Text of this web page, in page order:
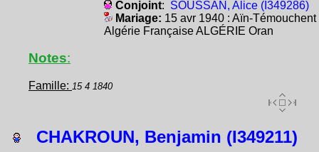
Conjoint: SOUSSAN, Alice (I349286)
Mariage: 15 avr 1940 : Aïn-Témouchent
Algérie Française ALGÉRIE Oran
Notes:
Famille: 15 4 1840
CHAKROUN, Benjamin (I349211)